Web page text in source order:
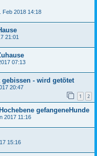
Feb 2018 14:18
21:01
07:13
- wird getötet
20:47
1 2
gefangeneHunde
2017 11:16
15:16